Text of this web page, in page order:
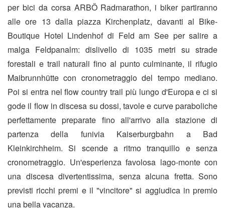
per bici da corsa ARBÖ Radmarathon, i biker partiranno
alle ore 13 dalla piazza Kirchenplatz, davanti al Bike-
Boutique Hotel Lindenhof di Feld am See per salire a
malga Feldpanalm: dislivello di 1035 metri su strade
forestali e trail naturali fino al punto culminante, il rifugio
Maibrunnhütte con cronometraggio del tempo mediano.
Poi si entra nel flow country trail più lungo d'Europa e ci si
gode il flow in discesa su dossi, tavole e curve paraboliche
perfettamente preparate fino all'arrivo alla stazione di
partenza della funivia Kaiserburgbahn a Bad
Kleinkirchheim. Si scende a ritmo tranquillo e senza
cronometraggio. Un'esperienza favolosa lago-monte con
una discesa divertentissima, senza alcuna fretta. Sono
previsti ricchi premi e il "vincitore" si aggiudica in premio
una bella vacanza.